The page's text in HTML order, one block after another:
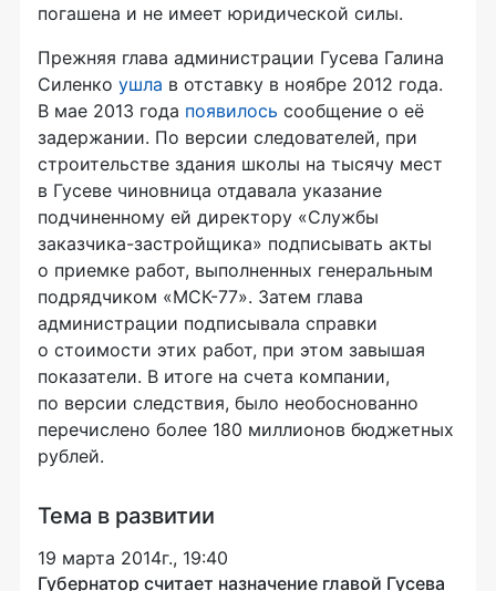
погашена и не имеет юридической силы.
Прежняя глава администрации Гусева Галина
Силенко ушла в отставку в ноябре 2012 года.
В мае 2013 года появилось сообщение о её
задержании. По версии следователей, при
строительстве здания школы на тысячу мест
в Гусеве чиновница отдавала указание
подчиненному ей директору «Службы
заказчика-застройщика» подписывать акты
о приемке работ, выполненных генеральным
подрядчиком «МСК-77». Затем глава
администрации подписывала справки
о стоимости этих работ, при этом завышая
показатели. В итоге на счета компании,
по версии следствия, было необоснованно
перечислено более 180 миллионов бюджетных
рублей.
Тема в развитии
19 марта 2014г., 19:40
Губернатор считает назначение главой Гусева